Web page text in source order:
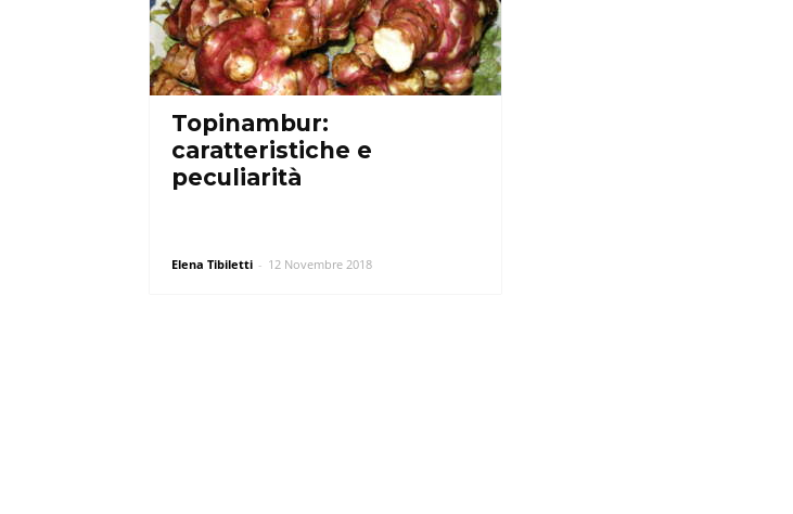
Topinambur:
caratteristiche e
peculiarità
Elena Tibiletti - 12 Novembre 2018